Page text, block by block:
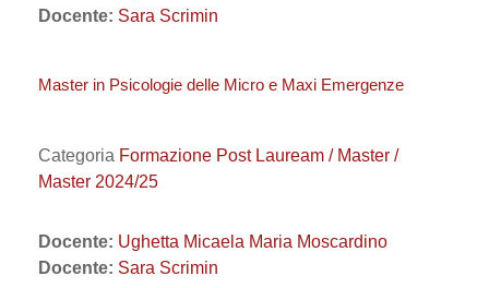
Docente: Sara Scrimin
Master in Psicologie delle Micro e Maxi Emergenze
Categoria Formazione Post Lauream / Master /
Master 2024/25
Docente: Ughetta Micaela Maria Moscardino
Docente: Sara Scrimin